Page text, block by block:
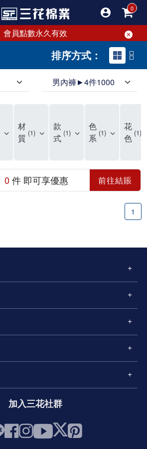
會員點數永久有效
排序方式：
男內褲►4件1000
材
質 1
款
式 1
色
系 1
花
色 1
0件 即可享優惠 前往結賬
1
加入三花社群